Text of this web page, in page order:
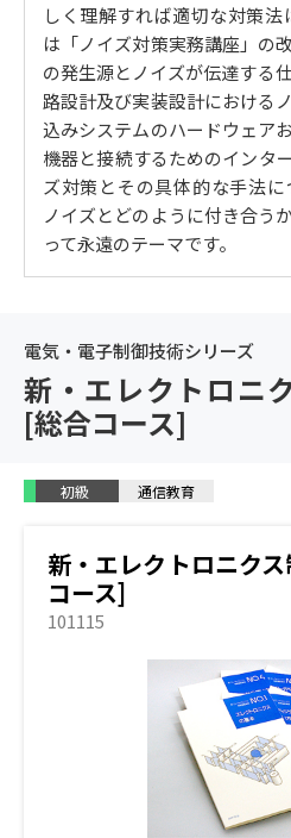
/ ノイズに強いＩＣと弱い
るＣＭＯＳのラッチアップ
対策 / リレー回路／オープ
電磁ソレノイド回路とノイ
5. マイコンシステムのノイズ
ハードウェアでのノイズ対
力ポート／アナログ信号と
プログラム上でのノイズ処
Ｉ２Ｃ（Ｉ２Ｃ，ＩＩＣ）
しく理解すれば適切な対策
は「ノイズ対策実務講座」の
の発生源とノイズが伝達する
路設計及び実装設計における
込みシステムのハードウェア
機器と接続するためのインタ
ズ対策とその具体的な手法に
ノイズとどのように付き合う
って永遠のテーマです。
電気・電子制御技術シリーズ
新・エレクトロニ
[総合コース]
初級 通信教育
新・エレクトロニク
コース]
101115